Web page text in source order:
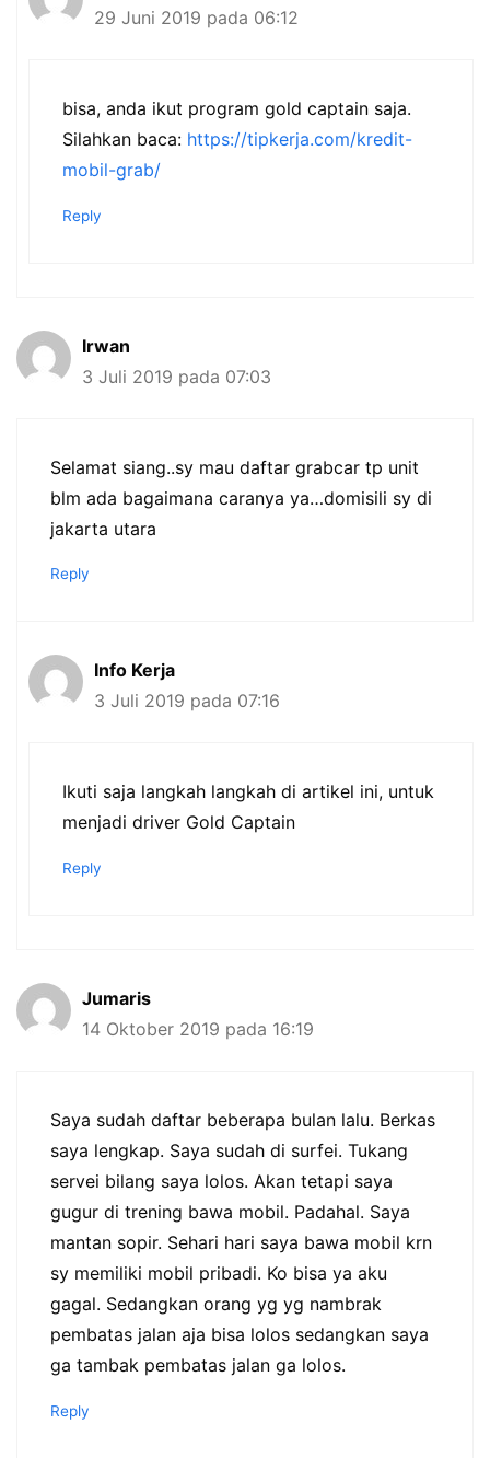
29 Juni 2019 pada 06:12
bisa, anda ikut program gold captain saja.
Silahkan baca: https://tipkerja.com/kredit-
mobil-grab/
Reply
Irwan
3 Juli 2019 pada 07:03
Selamat siang..sy mau daftar grabcar tp unit
blm ada bagaimana caranya ya…domisili sy di
jakarta utara
Reply
Info Kerja
3 Juli 2019 pada 07:16
Ikuti saja langkah langkah di artikel ini, untuk
menjadi driver Gold Captain
Reply
Jumaris
14 Oktober 2019 pada 16:19
Saya sudah daftar beberapa bulan lalu. Berkas
saya lengkap. Saya sudah di surfei. Tukang
servei bilang saya lolos. Akan tetapi saya
gugur di trening bawa mobil. Padahal. Saya
mantan sopir. Sehari hari saya bawa mobil krn
sy memiliki mobil pribadi. Ko bisa ya aku
gagal. Sedangkan orang yg yg nambrak
pembatas jalan aja bisa lolos sedangkan saya
ga tambak pembatas jalan ga lolos.
Reply